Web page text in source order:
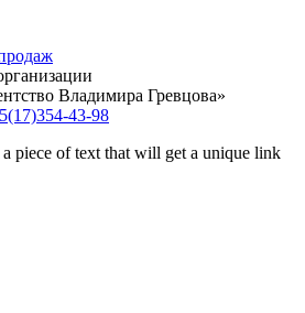
Владимира Гревцова»
43-98
piece of text that will get a unique link